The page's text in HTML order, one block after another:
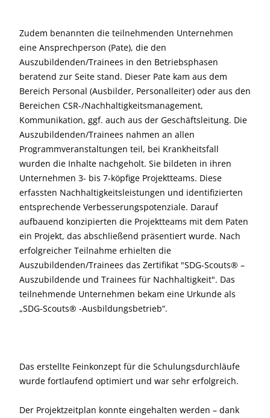
Zudem benannten die teilnehmenden Unternehmen
eine Ansprechperson (Pate), die den
Auszubildenden/Trainees in den Betriebsphasen
beratend zur Seite stand. Dieser Pate kam aus dem
Bereich Personal (Ausbilder, Personalleiter) oder aus den
Bereichen CSR-/Nachhaltigkeitsmanagement,
Kommunikation, ggf. auch aus der Geschäftsleitung. Die
Auszubildenden/Trainees nahmen an allen
Programmveranstaltungen teil, bei Krankheitsfall
wurden die Inhalte nachgeholt. Sie bildeten in ihren
Unternehmen 3- bis 7-köpfige Projektteams. Diese
erfassten Nachhaltigkeitsleistungen und identifizierten
entsprechende Verbesserungspotenziale. Darauf
aufbauend konzipierten die Projektteams mit dem Paten
ein Projekt, das abschließend präsentiert wurde. Nach
erfolgreicher Teilnahme erhielten die
Auszubildenden/Trainees das Zertifikat "SDG-Scouts® –
Auszubildende und Trainees für Nachhaltigkeit". Das
teilnehmende Unternehmen bekam eine Urkunde als
„SDG-Scouts® -Ausbildungsbetrieb“.
Das erstellte Feinkonzept für die Schulungsdurchläufe
wurde fortlaufend optimiert und war sehr erfolgreich.
Der Projektzeitplan konnte eingehalten werden – dank